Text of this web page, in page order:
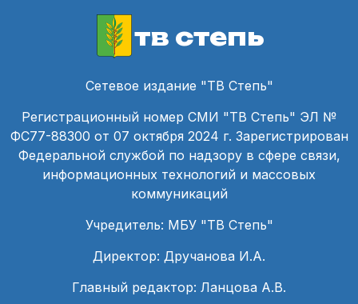
тв степь
Сетевое издание "ТВ Степь"
Регистрационный номер СМИ "ТВ Степь" ЭЛ №
ФС77-88300 от 07 октября 2024 г. Зарегистрирован
Федеральной службой по надзору в сфере связи,
информационных технологий и массовых
коммуникаций
Учредитель: МБУ "ТВ Степь"
Директор: Дручанова И.А.
Главный редактор: Ланцова А.В.